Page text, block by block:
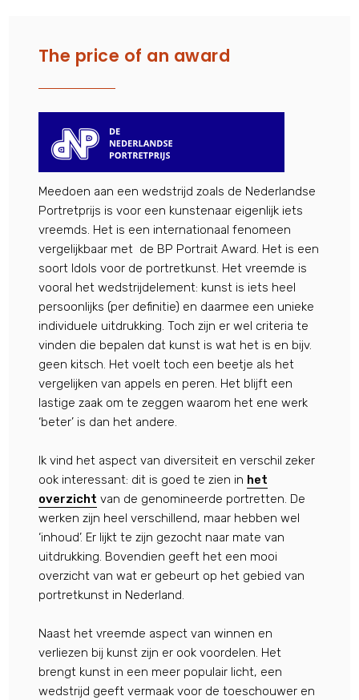
The price of an award
Meedoen aan een wedstrijd zoals de Nederlandse
Portretprijs is voor een kunstenaar eigenlijk iets
vreemds. Het is een internationaal fenomeen
vergelijkbaar met de BP Portrait Award. Het is een
soort Idols voor de portretkunst. Het vreemde is
vooral het wedstrijdelement: kunst is iets heel
persoonlijks (per definitie) en daarmee een unieke
individuele uitdrukking. Toch zijn er wel criteria te
vinden die bepalen dat kunst is wat het is en bijv.
geen kitsch. Het voelt toch een beetje als het
vergelijken van appels en peren. Het blijft een
lastige zaak om te zeggen waarom het ene werk
‘beter’ is dan het andere.
Ik vind het aspect van diversiteit en verschil zeker
ook interessant: dit is goed te zien in het
overzicht van de genomineerde portretten. De
werken zijn heel verschillend, maar hebben wel
‘inhoud’. Er lijkt te zijn gezocht naar mate van
uitdrukking. Bovendien geeft het een mooi
overzicht van wat er gebeurt op het gebied van
portretkunst in Nederland.
Naast het vreemde aspect van winnen en
verliezen bij kunst zijn er ook voordelen. Het
brengt kunst in een meer populair licht, een
wedstrijd geeft vermaak voor de toeschouwer en